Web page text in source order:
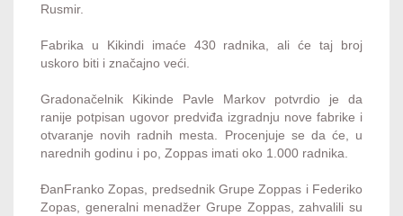
Rusmir.
Fabrika u Kikindi imaće 430 radnika, ali će taj broj
uskoro biti i značajno veći.
Gradonačelnik Kikinde Pavle Markov potvrdio je da
ranije potpisan ugovor predviđa izgradnju nove fabrike i
otvaranje novih radnih mesta. Procenjuje se da će, u
narednih godinu i po, Zoppas imati oko 1.000 radnika.
ĐanFranko Zopas, predsednik Grupe Zoppas i Federiko
Zopas, generalni menadžer Grupe Zoppas, zahvalili su